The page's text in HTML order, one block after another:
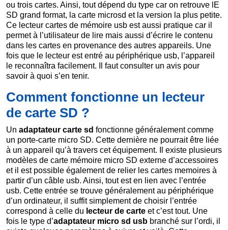
ou trois cartes. Ainsi, tout dépend du type car on retrouve lE
SD grand format, la carte microsd et la version la plus petite.
Ce lecteur cartes de mémoire usb est aussi pratique car il
permet à l’utilisateur de lire mais aussi d’écrire le contenu
dans les cartes en provenance des autres appareils. Une
fois que le lecteur est entré au périphérique usb, l’appareil
le reconnaîtra facilement. Il faut consulter un avis pour
savoir à quoi s’en tenir.
Comment fonctionne un lecteur
de carte SD ?
Un adaptateur carte sd fonctionne généralement comme
un porte-carte micro SD. Cette dernière ne pourrait être liée
à un appareil qu’à travers cet équipement. Il existe plusieurs
modèles de carte mémoire micro SD externe d’accessoires
et il est possible également de relier les cartes memoires à
partir d’un câble usb. Ainsi, tout est en lien avec l’entrée
usb. Cette entrée se trouve généralement au périphérique
d’un ordinateur, il suffit simplement de choisir l’entrée
correspond à celle du lecteur de carte et c’est tout. Une
fois le type d’adaptateur micro sd usb branché sur l’ordi, il